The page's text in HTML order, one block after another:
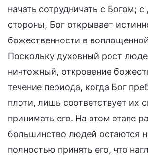
начать сотрудничать с Богом; с
стороны, Бог открывает
божественности в
Поскольку духовный рост
ничтожный, откровение
течение периода, когда Бог
плоти, лишь соответствует их
принимать его. На этом этапе
большинство людей остаются
полностью принять его, что